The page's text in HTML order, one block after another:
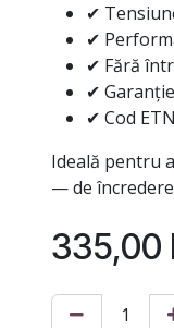
✔
✔
✔ Fără
✔
✔ Cod
Ideală pentru
— de
335,00